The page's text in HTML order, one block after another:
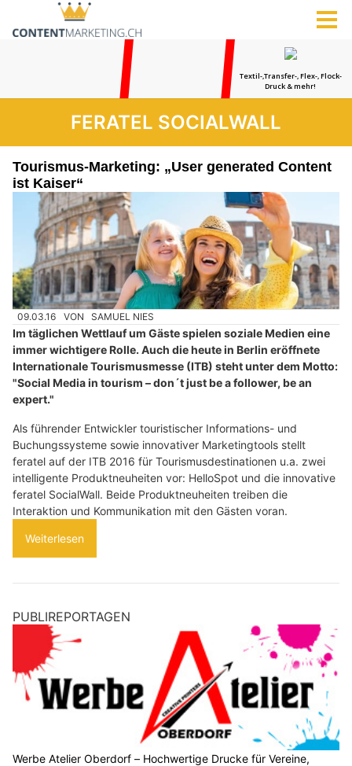
FERATEL SOCIALWALL
Tourismus-Marketing: „User generated Content
ist Kaiser“
09.03.16 VON SAMUEL NIES
Im täglichen Wettlauf um Gäste spielen soziale Medien eine
immer wichtigere Rolle. Auch die heute in Berlin eröffnete
Internationale Tourismusmesse (ITB) steht unter dem Motto:
"Social Media in tourism – don´t just be a follower, be an
expert."
Als führender Entwickler touristischer Informations- und
Buchungssysteme sowie innovativer Marketingtools stellt
feratel auf der ITB 2016 für Tourismusdestinationen u.a. zwei
intelligente Produktneuheiten vor: HelloSpot und die innovative
feratel SocialWall. Beide Produktneuheiten treiben die
Interaktion und Kommunikation mit den Gästen voran.
Weiterlesen
PUBLIREPORTAGEN
Werbe Atelier Oberdorf – Hochwertige Drucke für Vereine,